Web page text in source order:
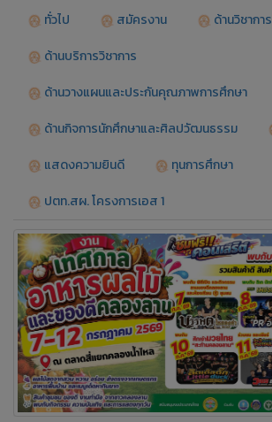
ทั่วไป
สมัครงาน
ด้านวิชาการ
ด้านบริการวิชาการ
ด้านวางแผนและประกันคุณภาพการศึกษา
ด้านกิจการนักศึกษาและศิลปวัฒนธรรม
แสดงความยินดี
ทุนการศึกษา
ปตท.สผ. โครงการเอส 1